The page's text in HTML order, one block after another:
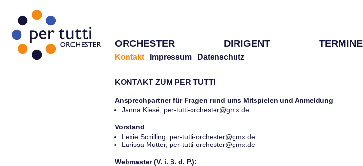
ORCHESTER DIRIGENT TERMINE
Kontakt Impressum Datenschutz
KONTAKT ZUM PER TUTTI
Ansprechpartner für Fragen rund ums Mitspielen und Anmeldung
Janna Kiesé, per-tutti-orchester@gmx.de
Vorstand
Lexie Schilling, per-tutti-orchester@gmx.de
Larissa Mutter, per-tutti-orchester@gmx.de
Webmaster (V. i. S. d. P.):